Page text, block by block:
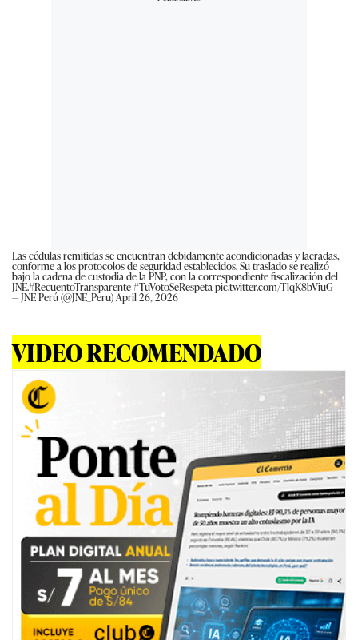
Las cédulas remitidas se encuentran debidamente acondicionadas y lacradas,
conforme a los protocolos de seguridad establecidos. Su traslado se realizó
bajo la cadena de custodia de la PNP, con la correspondiente fiscalización del
JNE.#RecuentoTransparente#TuVotoSeRespeta pic.twitter.com/TlqK8bViuG
— JNE Perú (@JNE_Peru)April 26, 2026
VIDEO RECOMENDADO